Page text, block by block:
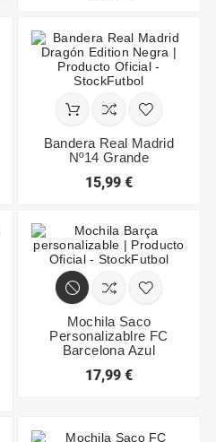
Bandera Real Madrid
Nº14 Grande
15,99 €
Mochila Saco
Personalizablre FC
Barcelona Azul
17,99 €